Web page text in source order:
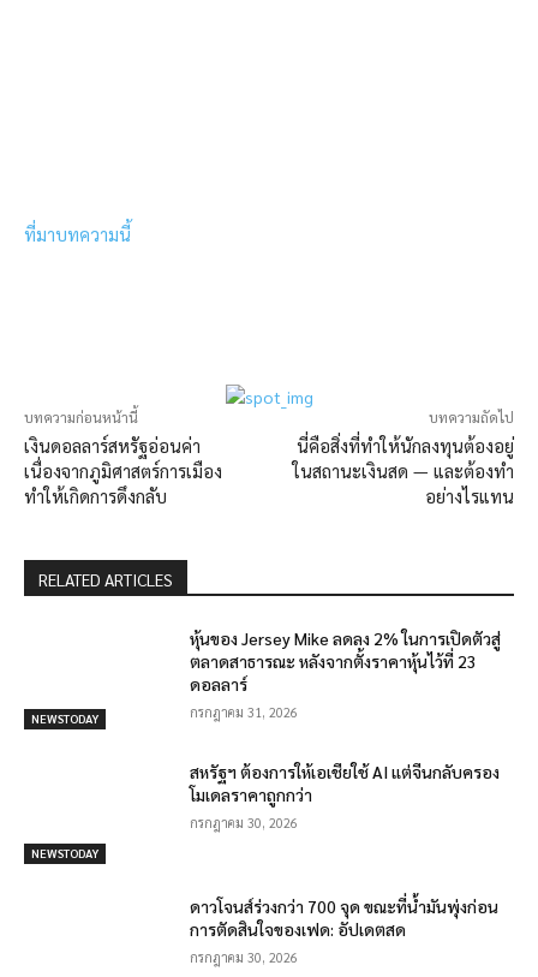
ที่มาบทความนี้
บทความก่อนหน้านี้
เงินดอลลาร์สหรัฐอ่อนค่า
เนื่องจากภูมิศาสตร์การเมือง
ทำให้เกิดการดึงกลับ
บทความถัดไป
นี่คือสิ่งที่ทำให้นักลงทุนต้องอยู่
ในสถานะเงินสด — และต้องทำ
อย่างไรแทน
RELATED ARTICLES
NEWSTODAY
หุ้นของ Jersey Mike ลดลง 2% ในการเปิดตัวสู่
ตลาดสาธารณะ หลังจากตั้งราคาหุ้นไว้ที่ 23
ดอลลาร์
กรกฎาคม 31, 2026
NEWSTODAY
สหรัฐฯ ต้องการให้เอเชียใช้ AI แต่จีนกลับครอง
โมเดลราคาถูกกว่า
กรกฎาคม 30, 2026
ดาวโจนส์ร่วงกว่า 700 จุด ขณะที่น้ำมันพุ่งก่อน
การตัดสินใจของเฟด: อัปเดตสด
กรกฎาคม 30, 2026